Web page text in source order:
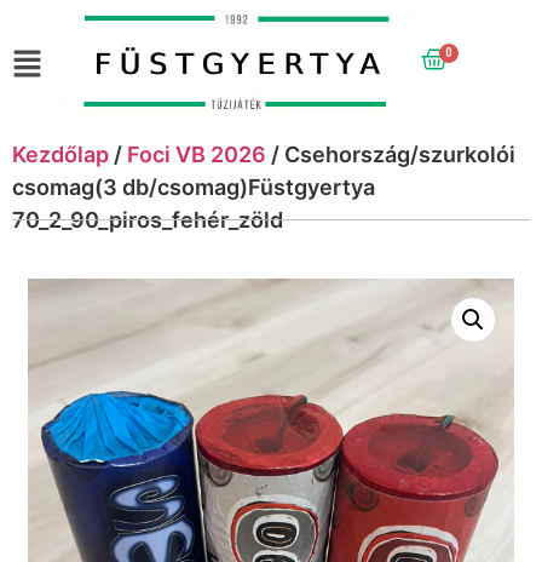
0
Kezdőlap / Foci VB 2026 / Csehország/szurkolói
csomag(3 db/csomag)Füstgyertya
70_2_90_piros_fehér_zöld